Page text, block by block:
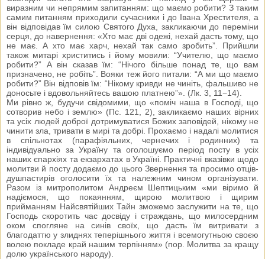
виразним чи непрямим запитанням: що маємо робити? З таким
самим питанням приходили сучасники і до Івана Хрестителя, а
він відповідав їм силою Святого Духа, закликаючи до переміни
серця, до навернення: «Хто має дві одежі, нехай дасть тому, що
не має. А хто має харч, нехай так само зробить”. Прийшли
також митарі христитись і йому мовили: “Учителю, що маємо
робити?” А він сказав їм: “Нічого більше понад те, що вам
призначено, не робіть”. Вояки теж його питали: “А ми що маємо
робити?” Він відповів їм: “Нікому кривди не чиніть, фальшиво не
доносьте і вдовольняйтесь вашою платнею”». (Лк. 3, 11−14).
Ми рівно ж, будучи свідомими, що «поміч наша в Господі, що
сотворив небо і землю» (Пс. 121, 2), закликаємо наших вірних
та усіх людей доброї дотримуватися Божих заповідей, нікому не
чинити зла, тривати в мирі та добрі. Прохаємо і надалі молитися
в спільнотах (парафіяльних, чернечих і родинних) та
індивідуально за Україну та оголошуємо період посту в усіх
наших єпархіях та екзархатах в Україні. Практичні вказівки щодо
молитви й посту додаємо до цього Звернення та просимо отців-
душпастирів оголосити їх та належним чином організувати.
Разом із митрополитом Андреєм Шептицьким «ми віримо й
надіємося, що покаянням, щирою молитвою і щирим
прийманням Найсвятійших Тайн зможемо заслужити на те, що
Господь скоротить час досвіду і страждань, що милосердним
оком спогляне на синів своїх, що дасть їм витривати з
благодаттю у злиднях теперішнього життя і всемогутньою своєю
волею покладе край нашим терпінням» (пор. Молитва за кращу
долю українського народу).